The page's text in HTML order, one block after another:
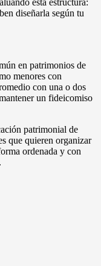
esta estructura:
diseñarla según tu
en patrimonios de
menores con
con una o dos
un fideicomiso
patrimonial de
que quieren organizar
ordenada y con